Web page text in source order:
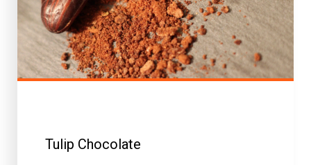
Tulip Chocolate